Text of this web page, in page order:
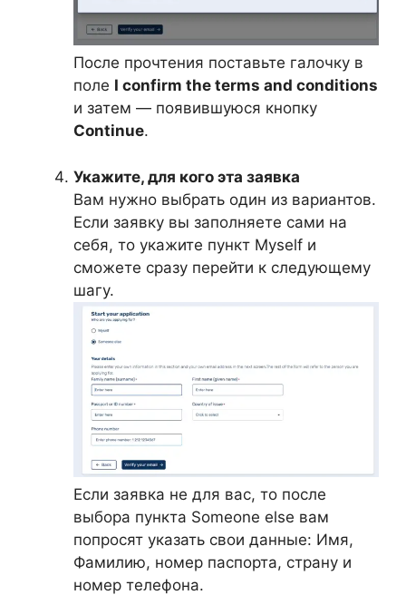
После прочтения поставьте галочку в
поле I confirm the terms and conditions
и затем — появившуюся кнопку
Сontinue.
Укажите, для кого эта заявка
Вам нужно выбрать один из вариантов.
Если заявку вы заполняете сами на
себя, то укажите пункт Myself и
сможете сразу перейти к следующему
шагу.
Если заявка не для вас, то после
выбора пункта Someone else вам
попросят указать свои данные: Имя,
Фамилию, номер паспорта, страну и
номер телефона.